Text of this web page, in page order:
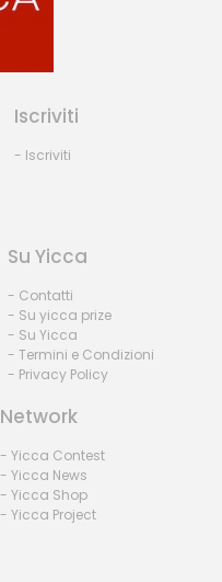
Iscriviti
- Iscriviti
Su Yicca
- Contatti
- Su yicca prize
- Su Yicca
- Termini e Condizioni
- Privacy Policy
Network
- Yicca Contest
- Yicca News
- Yicca Shop
- Yicca Project